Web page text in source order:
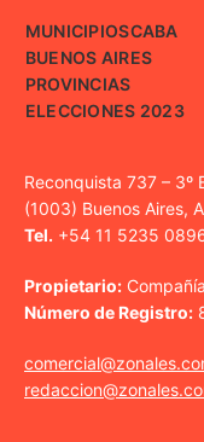
MUNICIPIOSCABA
BUENOS AIRES
PROVINCIAS
ELECCIONES 2023
Reconquista 737 – 3º
(1003) Buenos Aires,
Tel. +54 11 5235
Propietario:
Número de Registro: